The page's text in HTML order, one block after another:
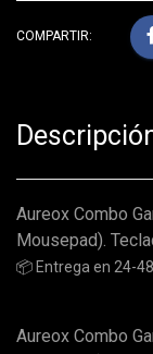
COMPARTIR:
Aureox Combo
Mousepad).
📦 Entrega en 24-
Aureox Combo